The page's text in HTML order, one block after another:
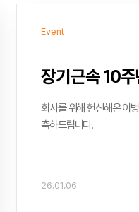
Event
장기근속 10
회사를 위해 헌신해온 이
축하드립니다.
26.01.06